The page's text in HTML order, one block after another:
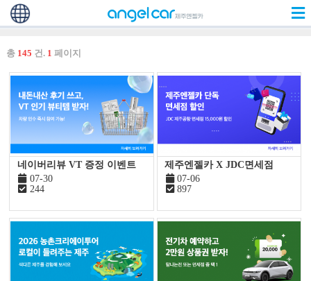
총 145 건. 1 페이지
네이버리뷰 VT 증정 이벤트
07-30
244
제주엔젤카 X JDC면세점
07-06
897